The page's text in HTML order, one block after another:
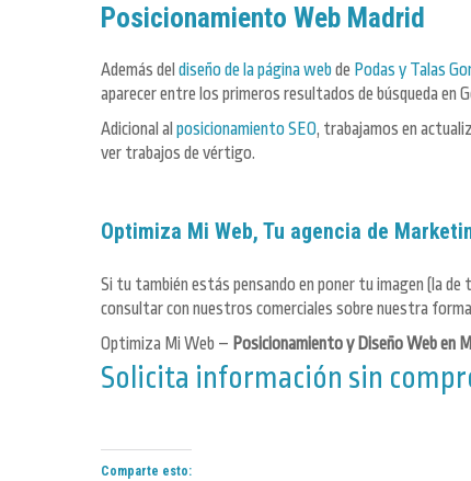
Posicionamiento Web Madrid
Además del diseño de la página webde Podas y Talas
aparecer entre los primeros resultados de búsqueda en
Adicional al posicionamiento SEO, trabajamos en
ver trabajos de vértigo.
Optimiza Mi Web, Tu agencia de
Si tu también estás pensando en poner tu imagen (la de
consultar con nuestros comerciales sobre nuestra
Optimiza Mi Web – Posicionamiento y Diseño Web en
Solicita información sin
Comparte esto: